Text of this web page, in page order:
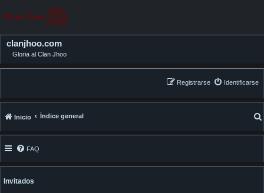
clanjhoo.com
Gloria al Clan Jhoo
Identificarse
Registrarse
Inicio Índice general
FAQ
Invitados